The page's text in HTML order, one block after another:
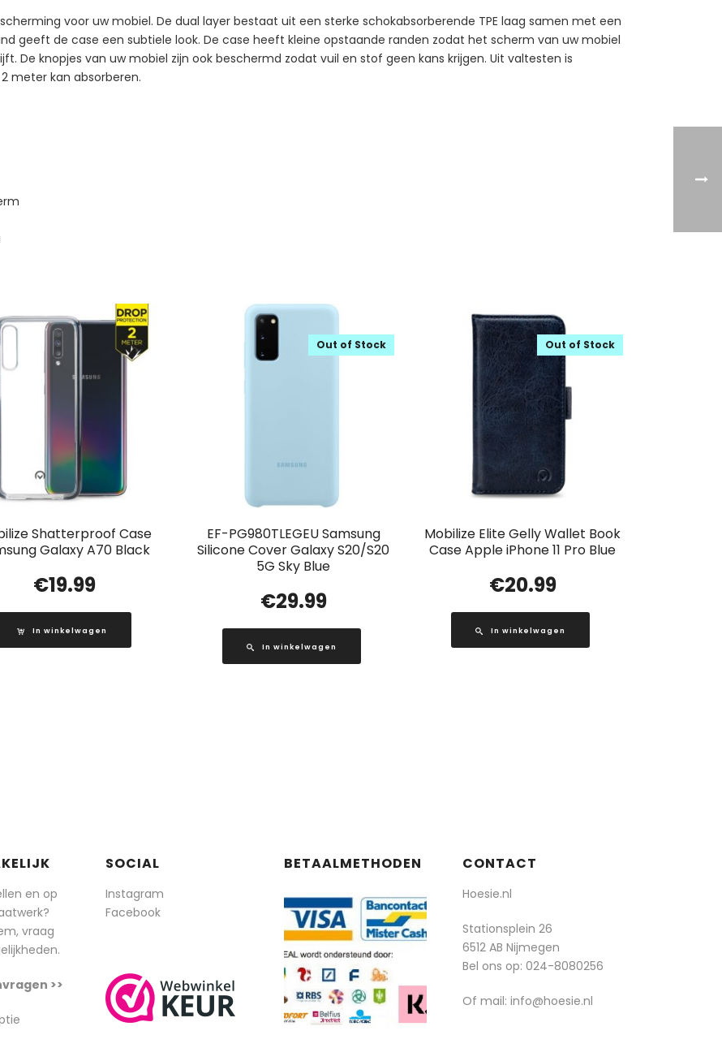
voor uw mobiel. De dual layer bestaat uit een sterke schokabsorberende TPE laag samen met een
geeft de case een subtiele look. De case heeft kleine opstaande randen zodat het scherm van uw mobiel
De knopjes van uw mobiel zijn ook beschermd zodat vuil en stof geen kans krijgen. Uit valtesten is
meter kan absorberen.
Shatterproof Case
Galaxy A70 Black
€19.99
In winkelwagen
EF-PG980TLEGEU Samsung
Silicone Cover Galaxy S20/S20
5G Sky Blue
Out of Stock
€29.99
In winkelwagen
Mobilize Elite Gelly Wallet Book
Case Apple iPhone 11 Pro Blue
Out of Stock
€20.99
In winkelwagen
en op
vraag
>>
SOCIAL
Instagram
Facebook
BETAALMETHODEN CONTACT
Hoesie.nl
Stationsplein 26
6512 AB Nijmegen
Bel ons op: 024-8080256
Of mail: info@hoesie.nl